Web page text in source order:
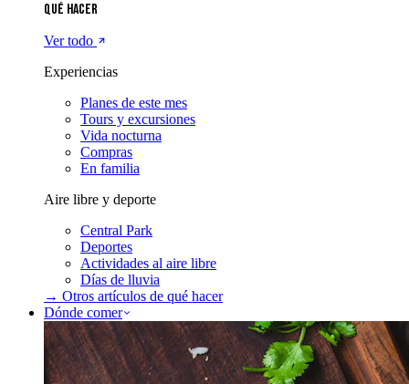
Qué hacer
Ver todo
Experiencias
Planes de este mes
Tours y excursiones
Vida nocturna
Compras
En familia
Aire libre y deporte
Central Park
Deportes
Actividades al aire libre
Días de lluvia
→ Otros artículos de qué hacer
Dónde comer